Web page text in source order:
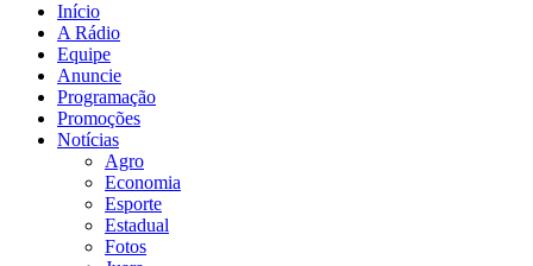
Início
A Rádio
Equipe
Anuncie
Programação
Promoções
Notícias
Agro
Economia
Esporte
Estadual
Fotos